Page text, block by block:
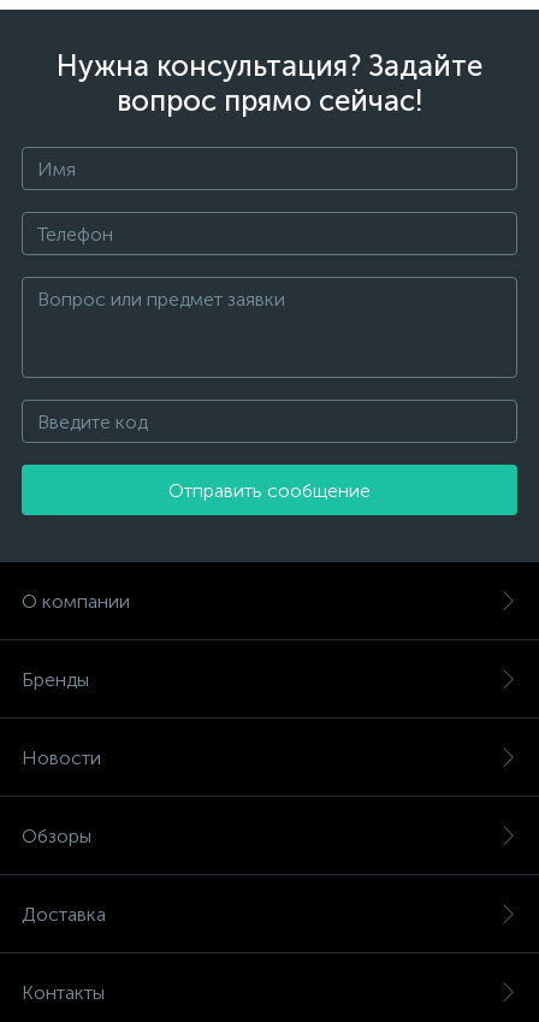
Нужна консультация? Задайте
вопрос прямо сейчас!
Отправить сообщение
О компании
Бренды
Новости
Обзоры
Доставка
Контакты